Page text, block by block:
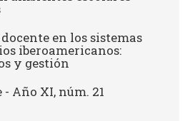
en los sistemas
iberoamericanos:
y gestión
Año XI, núm. 21